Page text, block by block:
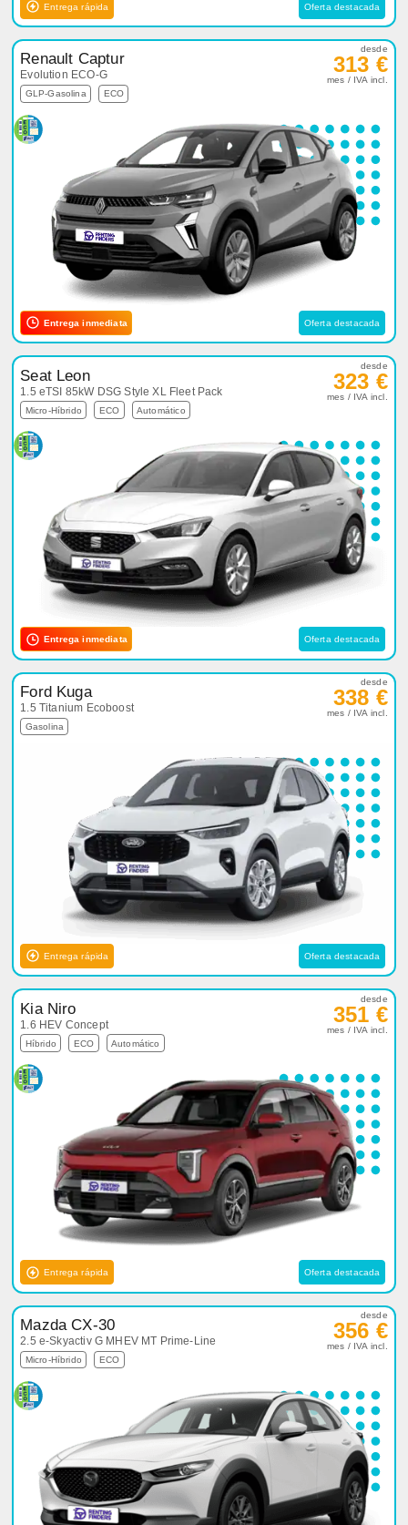
Entrega rápida Oferta destacada
Renault Captur
Evolution ECO-G
GLP-Gasolina ECO
desde
313 €
mes / IVA incl.
Entrega inmediata Oferta destacada
Seat Leon
1.5 eTSI 85kW DSG Style XL Fleet Pack
Micro-Híbrido ECO Automático
desde
323 €
mes / IVA incl.
Entrega inmediata Oferta destacada
Ford Kuga
1.5 Titanium Ecoboost
Gasolina
desde
338 €
mes / IVA incl.
Entrega rápida Oferta destacada
Kia Niro
1.6 HEV Concept
Híbrido ECO Automático
desde
351 €
mes / IVA incl.
Entrega rápida Oferta destacada
Mazda CX-30
2.5 e-Skyactiv G MHEV MT Prime-Line
Micro-Híbrido ECO
desde
356 €
mes / IVA incl.